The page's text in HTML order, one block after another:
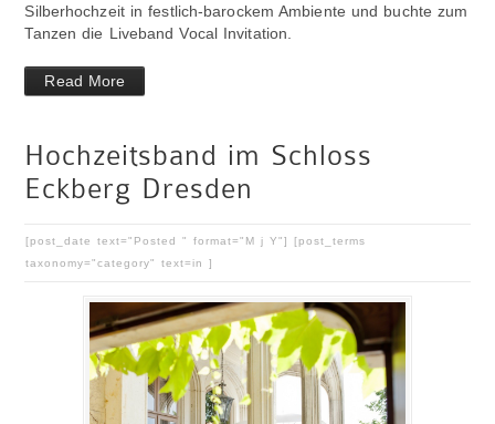
Silberhochzeit in festlich-barockem Ambiente und buchte zum
Tanzen die Liveband Vocal Invitation.
Read More
Hochzeitsband im Schloss
Eckberg Dresden
[post_date text="Posted " format="M j Y"] [post_terms
taxonomy="category" text=in ]